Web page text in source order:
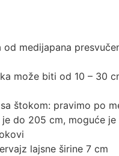
od medijapana
može biti od 10 – 30
štokom: pravimo po
do 205 cm, moguće je
lajsne širine 7 cm